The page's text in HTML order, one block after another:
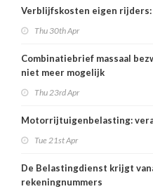
Verblijfskosten eigen
Thu 30th Apr
Combinatiebrief massaal
niet meer mogelijk
Thu 23rd Apr
Motorrijtuigenbelasting:
Tue 21st Apr
De Belastingdienst krijgt
rekeningnummers